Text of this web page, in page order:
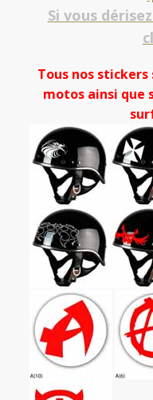
Si vous
Tous nos
motos ainsi que